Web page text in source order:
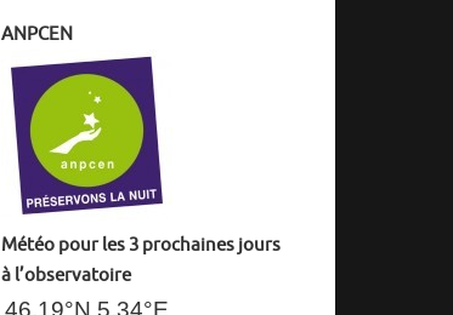
ANPCEN
Météo pour les 3 prochaines jours
à l’observatoire